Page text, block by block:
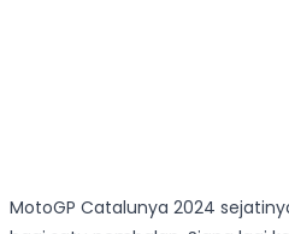
MotoGP Catalunya 2024